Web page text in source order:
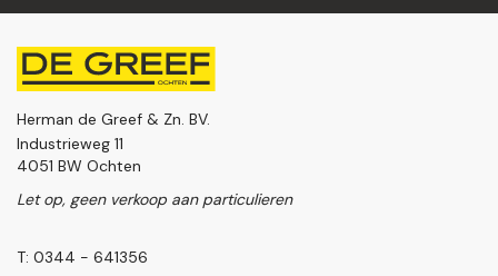
Herman de Greef & Zn. BV.
Industrieweg 11
4051 BW Ochten
Let op, geen verkoop aan particulieren
T: 0344 - 641356